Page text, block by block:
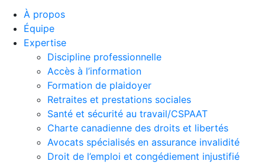
À propos
Équipe
Expertise
Discipline professionnelle
Accès à l’information
Formation de plaidoyer
Retraites et prestations sociales
Santé et sécurité au travail/CSPAAT
Charte canadienne des droits et libertés
Avocats spécialisés en assurance invalidité
Droit de l’emploi et congédiement injustifié